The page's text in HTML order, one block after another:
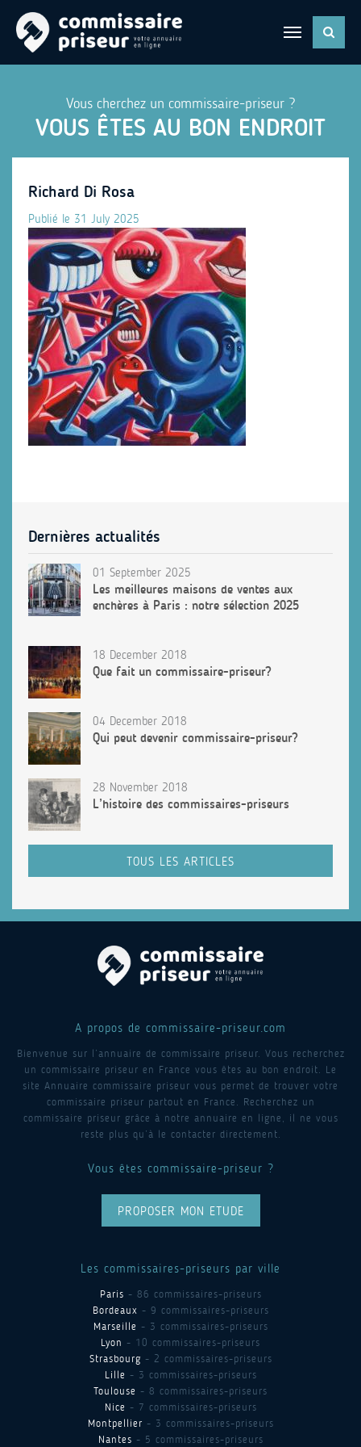
Vous cherchez un commissaire-priseur ?
VOUS ÊTES AU BON ENDROIT
Richard Di Rosa
Publié le 31 July 2025
Dernières actualités
01 September 2025
Les meilleures maisons de ventes aux
enchères à Paris : notre sélection 2025
18 December 2018
Que fait un commissaire-priseur?
04 December 2018
Qui peut devenir commissaire-priseur?
28 November 2018
L’histoire des commissaires-priseurs
TOUS LES ARTICLES
A propos de commissaire-priseur.com
Bienvenue sur l’annuaire de commissaire priseur. Vous recherchez
un commissaire priseur en France vous êtes au bon endroit. Le
site Annuaire commissaire priseur vous permet de trouver votre
commissaire priseur partout en France. Recherchez un
commissaire priseur grâce à notre annuaire en ligne, il ne vous
reste plus qu’à le contacter directement.
Vous êtes commissaire-priseur ?
PROPOSER MON ETUDE
Les commissaires-priseurs par ville
Paris - 86 commissaires-priseurs
Bordeaux - 9 commissaires-priseurs
Marseille - 3 commissaires-priseurs
Lyon - 10 commissaires-priseurs
Strasbourg - 2 commissaires-priseurs
Lille - 3 commissaires-priseurs
Toulouse - 8 commissaires-priseurs
Nice - 7 commissaires-priseurs
Montpellier - 3 commissaires-priseurs
Nantes - 5 commissaires-priseurs